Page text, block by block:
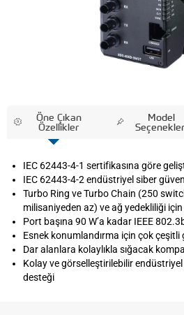
Öne Çıkan
Özellikler
Model
IEC 62443-4-1 sertifikasına göre
IEC 62443-4-2 endüstriyel siber
Turbo Ring ve Turbo Chain (250
milisaniyeden az) ve ağ yedekliliği
Port başına 90 W’a kadar IEEE
Esnek konumlandırma için çok çeşitli
Dar alanlara kolaylıkla sığacak
Kolay ve görselleştirilebilir
desteği